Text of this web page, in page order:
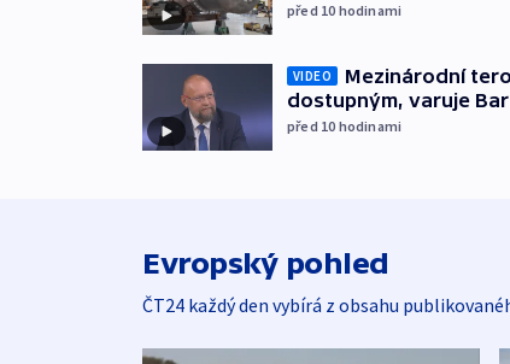
před 10 hodinami
VIDEO
Mezinárodní
dostupným, varuje
před 10 hodinami
Evropský pohled
ČT24 každý den vybírá z obsahu